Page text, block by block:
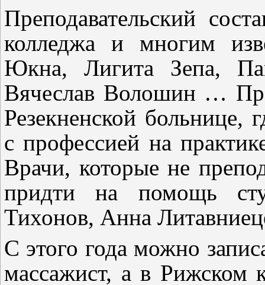
Преподавательский
колледжа и многим
Юкна, Лигита Зепа,
Вячеслав Волошин …
Резекненской больнице,
с профессией на
Врачи, которые не
придти на помощь
Тихонов, Анна
С этого года можно
массажист, а в Рижском